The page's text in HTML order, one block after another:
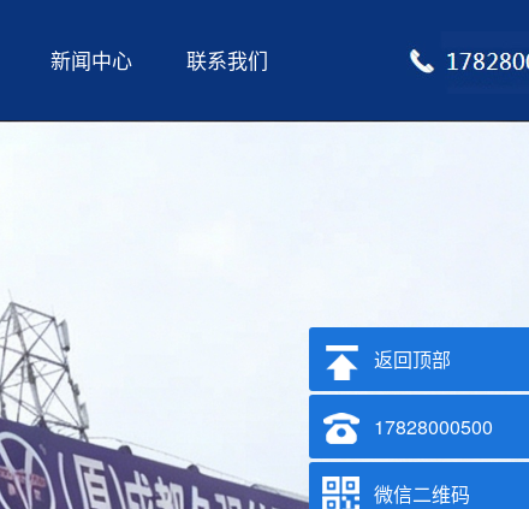
新闻中心 联系我们
返回顶部
17828000500
微信二维码